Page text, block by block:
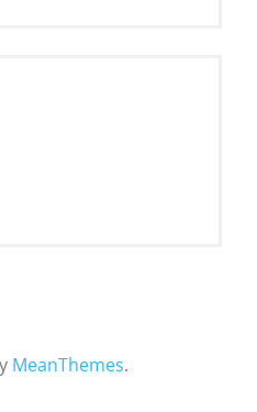
MeanThemes.